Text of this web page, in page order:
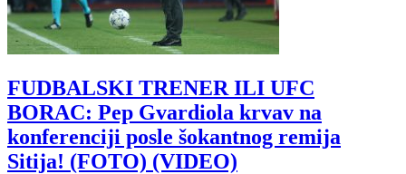
FUDBALSKI TRENER ILI UFC
BORAC: Pep Gvardiola krvav na
konferenciji posle šokantnog remija
Sitija! (FOTO) (VIDEO)